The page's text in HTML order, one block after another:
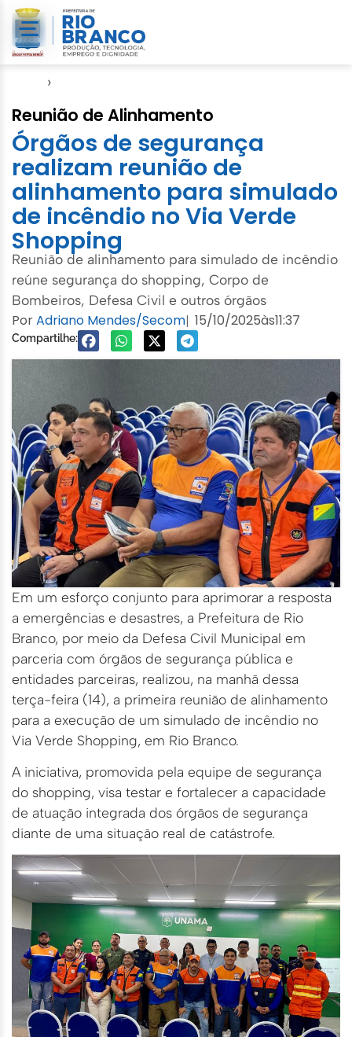
›
Reunião de Alinhamento
Órgãos de segurança
realizam reunião de
alinhamento para simulado
de incêndio no Via Verde
Shopping
Reunião de alinhamento para simulado de incêndio
reúne segurança do shopping, Corpo de
Bombeiros, Defesa Civil e outros órgãos
PorAdriano Mendes/Secom| 15/10/2025às11:37
Compartilhe:
Em um esforço conjunto para aprimorar a resposta
a emergências e desastres, a Prefeitura de Rio
Branco, por meio da Defesa Civil Municipal em
parceria com órgãos de segurança pública e
entidades parceiras, realizou, na manhã dessa
terça-feira (14), a primeira reunião de alinhamento
para a execução de um simulado de incêndio no
Via Verde Shopping, em Rio Branco.
A iniciativa, promovida pela equipe de segurança
do shopping, visa testar e fortalecer a capacidade
de atuação integrada dos órgãos de segurança
diante de uma situação real de catástrofe.